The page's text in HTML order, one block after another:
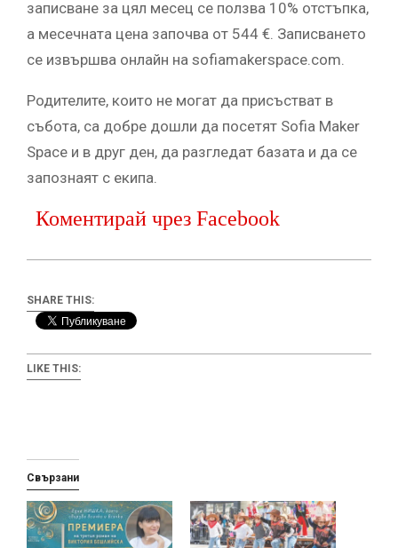
записване за цял месец се ползва 10% отстъпка,
а месечната цена започва от 544 €. Записването
се извършва онлайн на sofiamakerspace.com.
Родителите, които не могат да присъстват в
събота, са добре дошли да посетят Sofia Maker
Space и в друг ден, да разгледат базата и да се
запознаят с екипа.
Коментирай чрез Facebook
SHARE THIS:
LIKE THIS:
Свързани